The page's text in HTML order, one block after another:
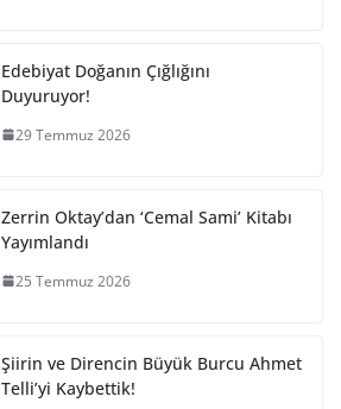
Edebiyat Doğanın Çığlığını
Duyuruyor!
29 Temmuz 2026
Zerrin Oktay’dan ‘Cemal Sami’ Kitabı
Yayımlandı
25 Temmuz 2026
Şiirin ve Direncin Büyük Burcu Ahmet
Telli’yi Kaybettik!